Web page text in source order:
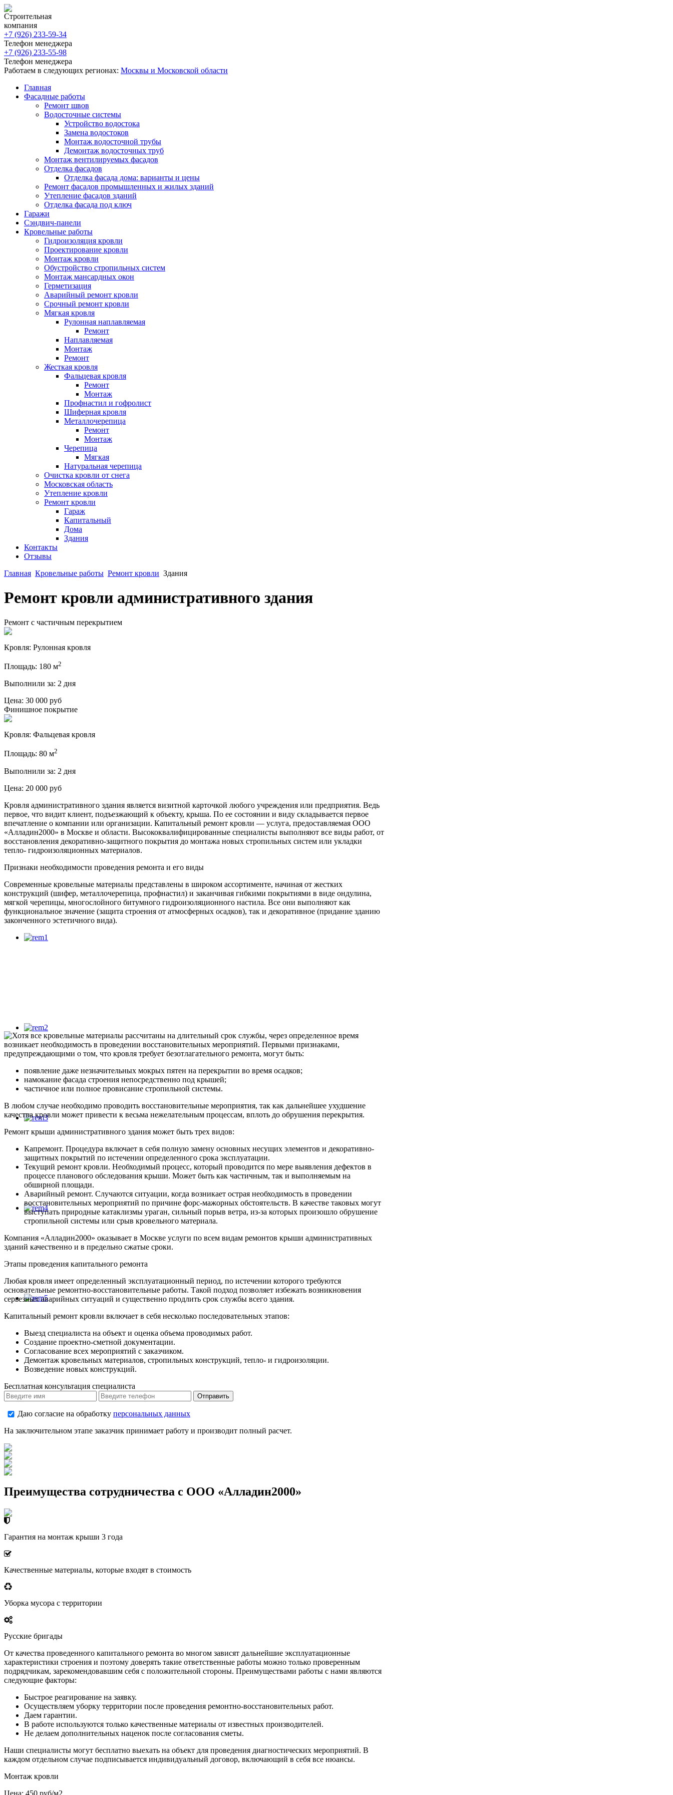
Строительная
компания
+7 (926) 233-59-34
Телефон менеджера
+7 (926) 233-55-98
Телефон менеджера
Работаем в следующих регионах: Москвы и Московской области
Главная
Фасадные работы
Ремонт швов
Водосточные системы
Устройство водостока
Замена водостоков
Монтаж водосточной трубы
Демонтаж водосточных труб
Монтаж вентилируемых фасадов
Отделка фасадов
Отделка фасада дома: варианты и цены
Ремонт фасадов промышленных и жилых зданий
Утепление фасадов зданий
Отделка фасада под ключ
Гаражи
Сэндвич-панели
Кровельные работы
Гидроизоляция кровли
Проектирование кровли
Монтаж кровли
Обустройство стропильных систем
Монтаж мансардных окон
Герметизация
Аварийный ремонт кровли
Срочный ремонт кровли
Мягкая кровля
Рулонная наплавляемая
Ремонт
Наплавляемая
Монтаж
Ремонт
Жесткая кровля
Фальцевая кровля
Ремонт
Монтаж
Профнастил и гофролист
Шиферная кровля
Металлочерепица
Ремонт
Монтаж
Черепица
Мягкая
Натуральная черепица
Очистка кровли от снега
Московская область
Утепление кровли
Ремонт кровли
Гараж
Капитальный
Дома
Здания
Контакты
Отзывы
Главная Кровельные работы Ремонт кровли Здания
Ремонт кровли административного здания
Ремонт с частичным перекрытием
Кровля: Рулонная кровля
Площадь: 180 м2
Выполнили за: 2 дня
Цена: 30 000 руб
Финишное покрытие
Кровля: Фальцевая кровля
Площадь: 80 м2
Выполнили за: 2 дня
Цена: 20 000 руб
Кровля административного здания является визитной карточкой любого учреждения или предприятия. Ведь
первое, что видит клиент, подъезжающий к объекту, крыша. По ее состоянии и виду складывается первое
впечатление о компании или организации. Капитальный ремонт кровли — услуга, предоставляемая ООО
«Алладин2000» в Москве и области. Высококвалифицированные специалисты выполняют все виды работ, от
восстановления декоративно-защитного покрытия до монтажа новых стропильных систем или укладки
тепло- гидроизоляционных материалов.
Признаки необходимости проведения ремонта и его виды
Современные кровельные материалы представлены в широком ассортименте, начиная от жестких
конструкций (шифер, металлочерепица, профнастил) и заканчивая гибкими покрытиями в виде ондулина,
мягкой черепицы, многослойного битумного гидроизоляционного настила. Все они выполняют как
функциональное значение (защита строения от атмосферных осадков), так и декоративное (придание зданию
законченного эстетичного вида).
Хотя все кровельные материалы рассчитаны на длительный срок службы, через определенное время
возникает необходимость в проведении восстановительных мероприятий. Первыми признаками,
предупреждающими о том, что кровля требует безотлагательного ремонта, могут быть:
появление даже незначительных мокрых пятен на перекрытии во время осадков;
намокание фасада строения непосредственно под крышей;
частичное или полное провисание стропильной системы.
В любом случае необходимо проводить восстановительные мероприятия, так как дальнейшее ухудшение
качества кровли может привести к весьма нежелательным процессам, вплоть до обрушения перекрытия.
Ремонт крыши административного здания может быть трех видов:
Капремонт. Процедура включает в себя полную замену основных несущих элементов и декоративно-
защитных покрытий по истечении определенного срока эксплуатации.
Текущий ремонт кровли. Необходимый процесс, который проводится по мере выявления дефектов в
процессе планового обследования крыши. Может быть как частичным, так и выполняемым на
обширной площади.
Аварийный ремонт. Случаются ситуации, когда возникает острая необходимость в проведении
восстановительных мероприятий по причине форс-мажорных обстоятельств. В качестве таковых могут
выступать природные катаклизмы ураган, сильный порыв ветра, из-за которых произошло обрушение
стропильной системы или срыв кровельного материала.
Компания «Алладин2000» оказывает в Москве услуги по всем видам ремонтов крыши административных
зданий качественно и в предельно сжатые сроки.
Этапы проведения капитального ремонта
Любая кровля имеет определенный эксплуатационный период, по истечении которого требуются
основательные ремонтно-восстановительные работы. Такой подход позволяет избежать возникновения
серьезных аварийных ситуаций и существенно продлить срок службы всего здания.
Капитальный ремонт кровли включает в себя несколько последовательных этапов:
Выезд специалиста на объект и оценка объема проводимых работ.
Создание проектно-сметной документации.
Согласование всех мероприятий с заказчиком.
Демонтаж кровельных материалов, стропильных конструкций, тепло- и гидроизоляции.
Возведение новых конструкций.
Бесплатная консультация специалиста
Даю согласие на обработку персональных данных
На заключительном этапе заказчик принимает работу и производит полный расчет.
Преимущества сотрудничества с ООО «Алладин2000»
Гарантия на монтаж крыши 3 года
Качественные материалы, которые входят в стоимость
Уборка мусора с территории
Русские бригады
От качества проведенного капитального ремонта во многом зависят дальнейшие эксплуатационные
характеристики строения и поэтому доверять такие ответственные работы можно только проверенным
подрядчикам, зарекомендовавшим себя с положительной стороны. Преимуществами работы с нами являются
следующие факторы:
Быстрое реагирование на заявку.
Осуществляем уборку территории после проведения ремонтно-восстановительных работ.
Даем гарантии.
В работе используются только качественные материалы от известных производителей.
Не делаем дополнительных наценок после согласования сметы.
Наши специалисты могут бесплатно выехать на объект для проведения диагностических мероприятий. В
каждом отдельном случае подписывается индивидуальный договор, включающий в себя все нюансы.
Монтаж кровли